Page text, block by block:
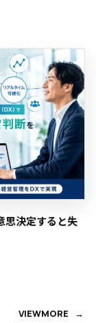
思決定すると失
VIEWMORE